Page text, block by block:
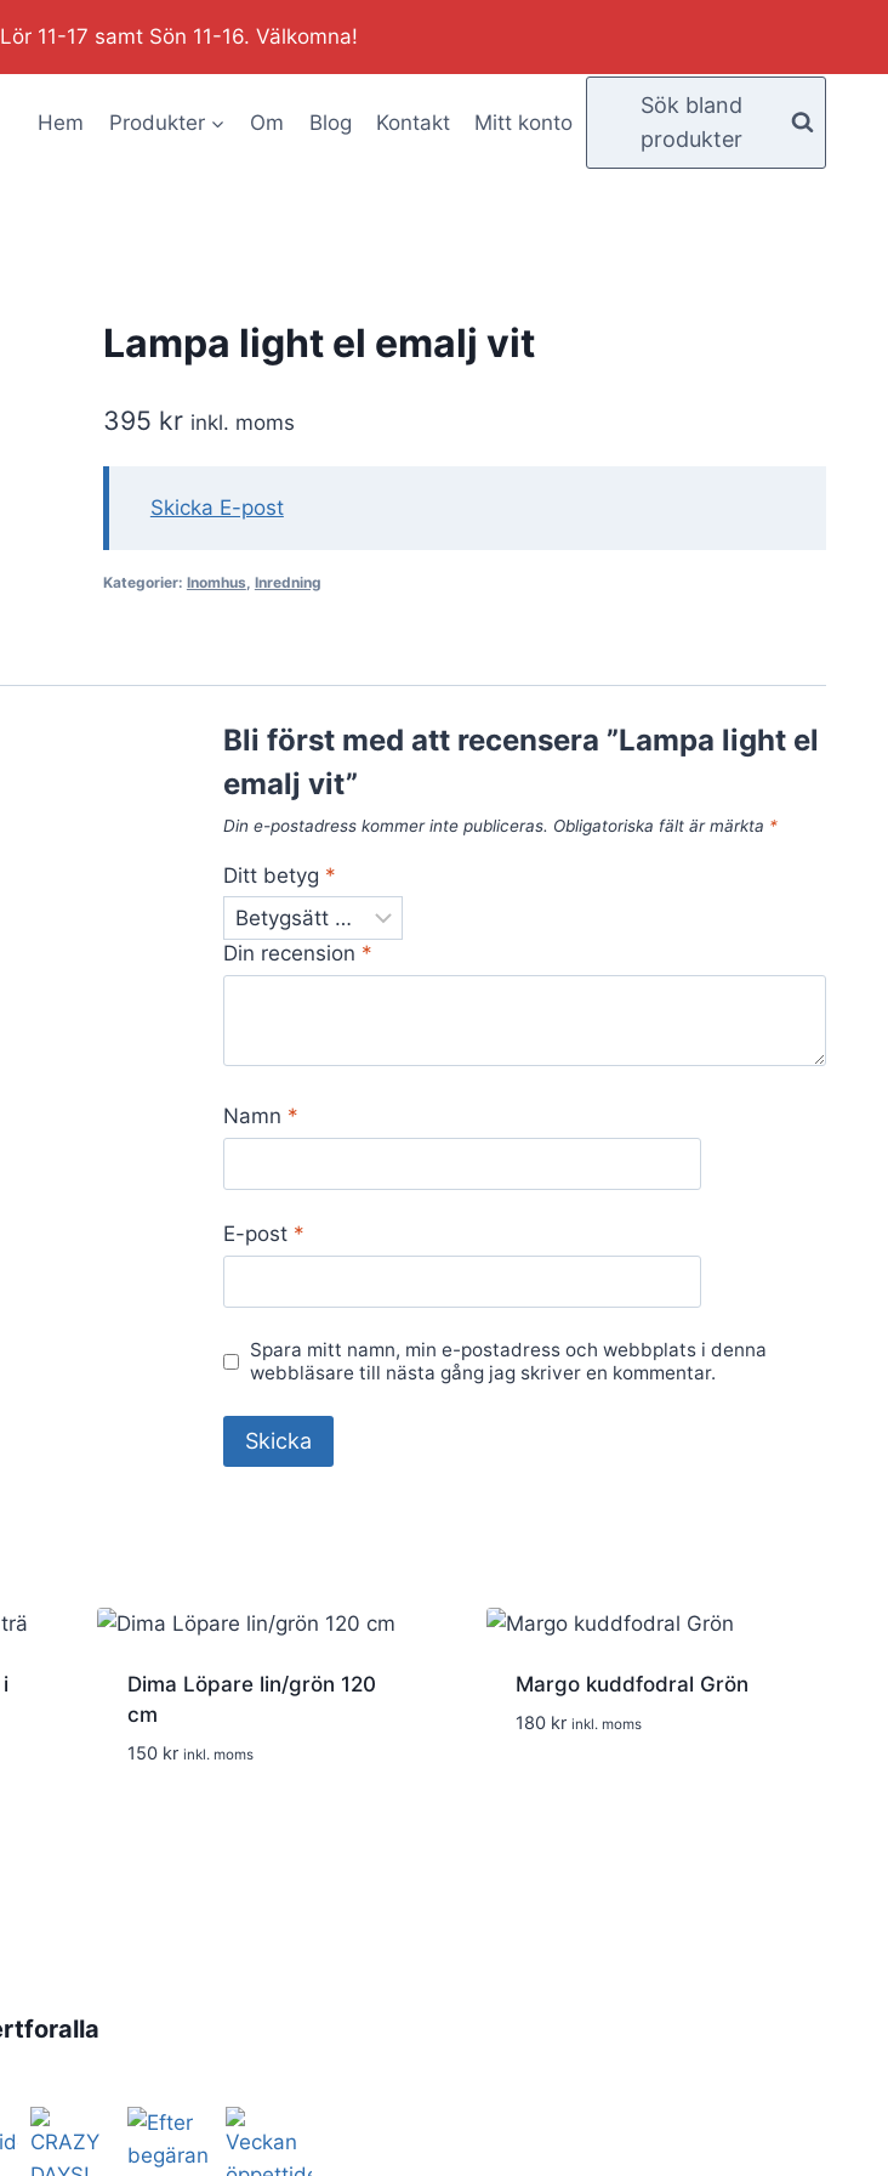
11-17 samt Sön 11-16. Välkomna!
Hem Produkter Om Blog Kontakt Mitt konto
Sök bland
produkter
Lampa light el emalj vit
395 kr inkl. moms
Skicka E-post
Kategorier: Inomhus, Inredning
Bli först med att recensera ”Lampa light el
emalj vit”
Din e-postadress kommer inte publiceras. Obligatoriska fält är märkta *
Ditt betyg *
Din recension *
Namn *
E-post *
Spara mitt namn, min e-postadress och webbplats i denna
webbläsare till nästa gång jag skriver en kommentar.
Dima Löpare lin/grön 120
cm
150 kr inkl. moms
Margo kuddfodral Grön
180 kr inkl. moms